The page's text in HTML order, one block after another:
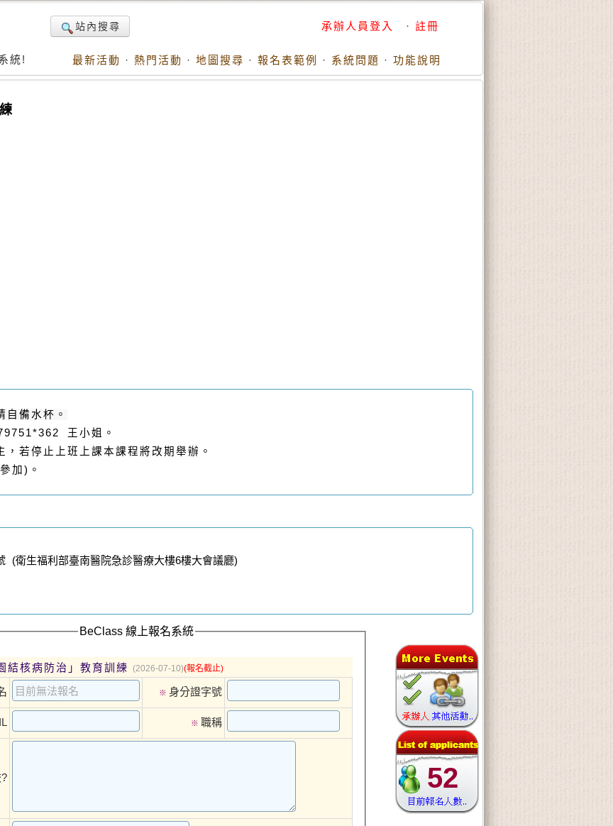
統!
站內搜尋 承辦人員登入 · 註冊
最新活動 · 熱門活動 · 地圖搜尋 · 報名表範例 · 系統問題 · 功能說明
自備水杯。
王小姐。
若停止上班上課本課程將改期舉辦。
加)。
(衛生福利部臺南醫院急診醫療大樓6樓大會議廳)
52
BeClass 線上報名系統
結核病防治」教育訓練 (2026-07-10)(報名截止)
※ 身分證字號
※ 職稱